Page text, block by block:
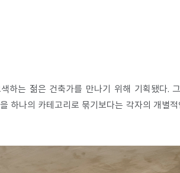
하는 젊은 건축가를 만나기 위해 기획됐다.
나의 카테고리로 묶기보다는 각자의 개별